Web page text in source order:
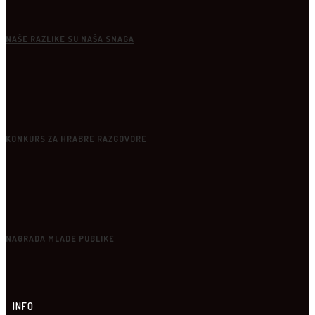
NAŠE RAZLIKE SU NAŠA SNAGA
KONKURS ZA HRABRE RAZGOVORE
NAGRADA MLADE PUBLIKE
INFO